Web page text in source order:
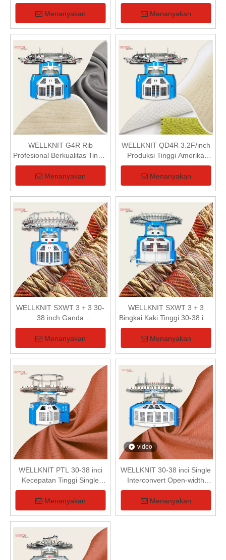
Double Jersey Circular
Knitting Machine
Menanyakan
Double Jersey Circular
Knitting Machine
Menanyakan
WELLKNIT G4R Rib
Profesional Berkualitas Tinggi
dan Mesin Rajut Melingkar
Jersey Ganda Interlock
Menanyakan
WELLKNIT QD4R 3.2F/inch
Produksi Tinggi Amerika
Selatan Hot Sale Interlock
Double Jersey Circular
Knitting Machine
Menanyakan
WELLKNIT SXWT 3 + 3 30-
38 inch Ganda
Terkomputerisasi Tiga Fungsi
Cara Sepenuhnya Jacquard
Circular Knitting Machine
Untuk 3D Fabric
Menanyakan
WELLKNIT SXWT 3 + 3
Bingkai Kaki Tinggi 30-38 inci
Ganda Terkomputerisasi Tiga
Cara Fungsi Sepenuhnya
Jacquard Mesin Rajut
Melingkar Untuk Kain 3D
Menanyakan
WELLKNIT PTL 30-38 inci
Kecepatan Tinggi Single
Jersey Circular Knitting
Machine Untuk Tekstil
Menanyakan
video
WELLKNIT 30-38 inci Single
Interconvert Open-width
Circular Knitting Machine
Untuk Tekstil
Menanyakan